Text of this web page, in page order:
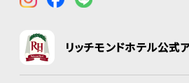
リッチモンドホテル公式